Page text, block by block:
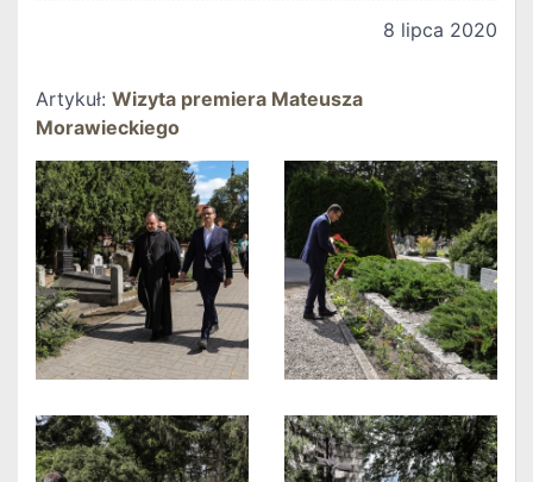
8 lipca 2020
Artykuł: Wizyta premiera Mateusza
Morawieckiego